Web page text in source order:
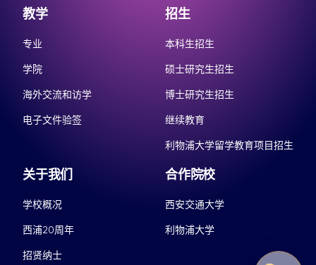
教学
专业
学院
海外交流和访学
电子文件验签
招生
本科生招生
硕士研究生招生
博士研究生招生
继续教育
利物浦大学留学教育项目招生
关于我们
学校概况
西浦20周年
招贤纳士
合作院校
西安交通大学
利物浦大学